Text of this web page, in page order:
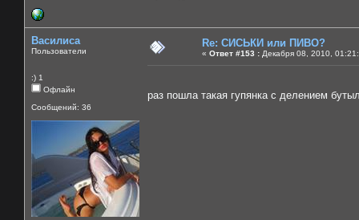
Василиса
Пользователи
:) 1
Офлайн
Сообщений: 36
Re: СИСЬКИ или ПИВО?
« Ответ #153 : Декабря 08, 2010,
раз пошла такая гупянка с делением